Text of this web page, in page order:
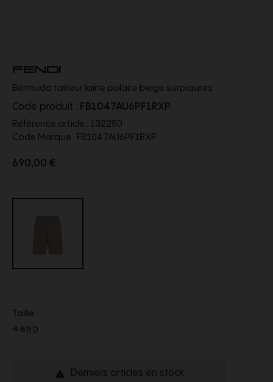
FENDI
Bermuda tailleur laine polaire beige surpiqures
Code produit : FB1047AU6PF1RXP
Référence article : 132250
Code Marque : FB1047AU6PF1RXP
690,00 €
Taille :
4850
 Derniers articles en stock